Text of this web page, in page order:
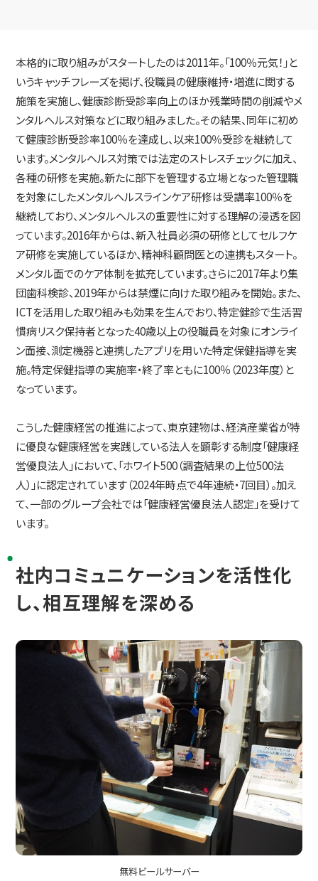
本格的に取り組みがスタートしたのは2011年。「100％元気！」と
いうキャッチフレーズを掲げ、役職員の健康維持・増進に関する
施策を実施し、健康診断受診率向上のほか残業時間の削減やメ
ンタルヘルス対策などに取り組みました。その結果、同年に初め
て健康診断受診率100％を達成し、以来100％受診を継続して
います。メンタルヘルス対策では法定のストレスチェックに加え、
各種の研修を実施。新たに部下を管理する立場となった管理職
を対象にしたメンタルヘルスラインケア研修は受講率100％を
継続しており、メンタルヘルスの重要性に対する理解の浸透を図
っています。2016年からは、新入社員必須の研修としてセルフケ
ア研修を実施しているほか、精神科顧問医との連携もスタート。
メンタル面でのケア体制を拡充しています。さらに2017年より集
団歯科検診、2019年からは禁煙に向けた取り組みを開始。また、
ICTを活用した取り組みも効果を生んでおり、特定健診で生活習
慣病リスク保持者となった40歳以上の役職員を対象にオンライ
ン面接、測定機器と連携したアプリを用いた特定保健指導を実
施。特定保健指導の実施率・終了率ともに100％（2023年度）と
なっています。
こうした健康経営の推進によって、東京建物は、経済産業省が特
に優良な健康経営を実践している法人を顕彰する制度「健康経
営優良法人」において、「ホワイト500（調査結果の上位500法
人）」に認定されています（2024年時点で4年連続・7回目）。加え
て、一部のグループ会社では「健康経営優良法人認定」を受けて
います。
社内コミュニケーションを活性化
し、相互理解を深める
無料ビールサーバー